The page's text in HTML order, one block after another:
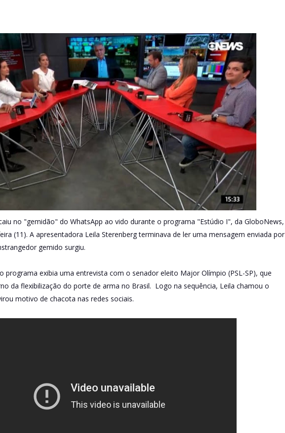
no "gemidão" do WhatsApp ao vido durante o programa "Estúdio I", da GloboNews,
(11). A apresentadora Leila Sterenberg terminava de ler uma mensagem enviada por
gemido surgiu.
programa exibia uma entrevista com o senador eleito Major Olímpio (PSL-SP), que
da flexibilização do porte de arma no Brasil. Logo na sequência, Leila chamou o
motivo de chacota nas redes sociais.